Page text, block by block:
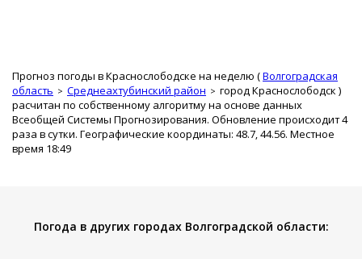
Прогноз погоды в Краснослободске на неделю (Волгоградская
область
Среднеахтубинский район город Краснослободск )
расчитан по собственному алгоритму на основе данных
Всеобщей Системы Прогнозирования. Обновление происходит 4
раза в сутки. Географические координаты: 48.7, 44.56. Местное
время 18:49
Погода в других городах Волгоградской области: